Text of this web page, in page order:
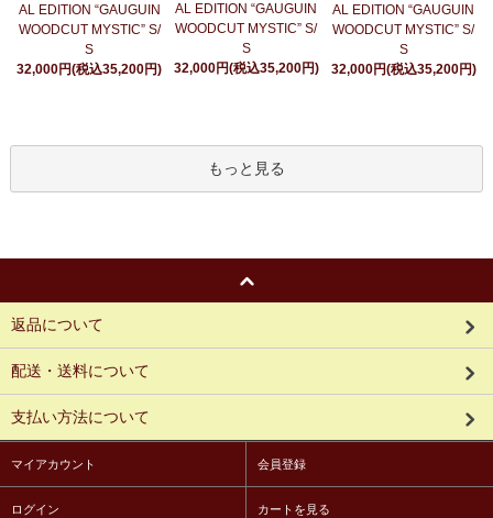
AL EDITION “GAUGUIN
WOODCUT MYSTIC” S/
S
32,000円(税込35,200円)
AL EDITION “GAUGUIN
WOODCUT MYSTIC” S/
S
32,000円(税込35,200円)
AL EDITION “GAUGUIN
WOODCUT MYSTIC” S/
S
32,000円(税込35,200円)
もっと見る
返品について
配送・送料について
支払い方法について
マイアカウント 会員登録
ログイン カートを見る